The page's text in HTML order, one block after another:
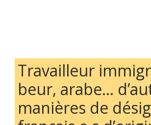
Travailleur
beur, arabe…
manières de